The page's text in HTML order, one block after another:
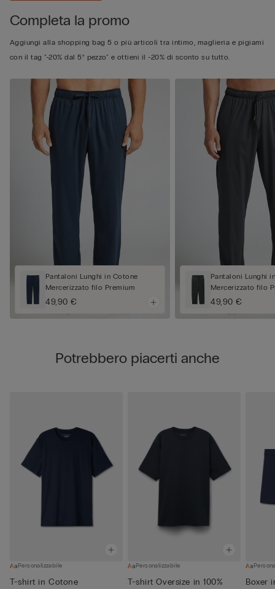
Completa la promo
Aggiungi alla shopping bag 5 o più articoli tra intimo, maglieria e pigiami
con il tag "-20% dal 5° pezzo" e ottieni il -20% di sconto su tutto.
Pantaloni Lunghi in Cotone
Mercerizzato filo Premium
49,90 €
Pantaloni Lunghi
Mercerizzato filo
49,90 €
Potrebbero piacerti anche
Personalizzabile
T-shirt in Cotone
Personalizzabile
T-shirt Oversize in 100%
Boxer